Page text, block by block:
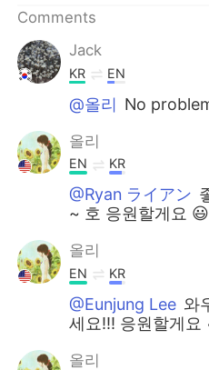
Comments
Jack
KR EN
@올리 No
올리
EN KR
@Ryan ライアン
~ 호 응원할게요 😃
올리
EN KR
@Eunjung Lee 와
세요!!! 응원할게요
올리